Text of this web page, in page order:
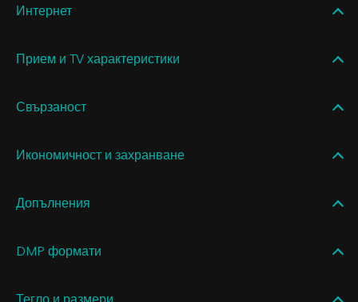
Интернет
Прием и TV характеристики
Свързаност
Икономичност и захранване
Допълнения
DMP формати